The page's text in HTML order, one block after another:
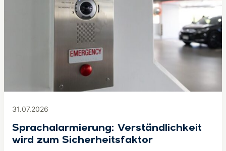
31.07.2026
Sprachalarmierung: Verständlichkeit
wird zum Sicherheitsfaktor